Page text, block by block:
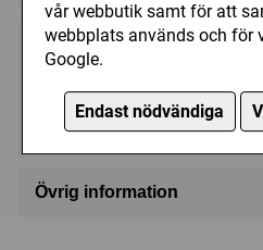
vår webbutik samt för att
webbplats används och för
Google.
Endast nödvändiga
49 kr
Ej tillgänglig
Övrig information